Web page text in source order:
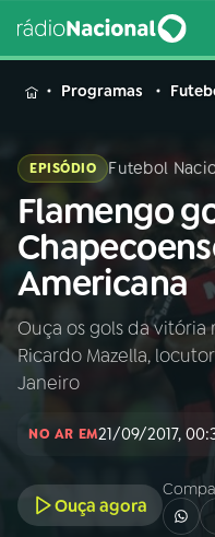
MENU
Buscar
na
Rádio
Nacional
Programas
EPISÓDIO Futebol
Flamengo
Americana
Ouça os gols da
Ricardo Mazella,
Janeiro
NO AR EM21/09/2017,
Ouça agora